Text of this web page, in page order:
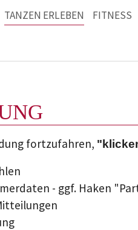
TANZEN ERLEBEN FITNESS
fortzufahren,
- ggf. Haken